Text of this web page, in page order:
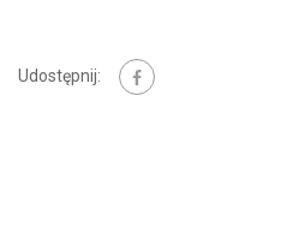
Udostępnij: